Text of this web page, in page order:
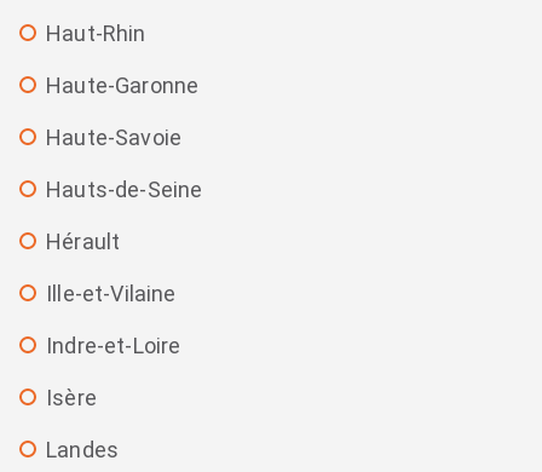
Haut-Rhin
Haute-Garonne
Haute-Savoie
Hauts-de-Seine
Hérault
Ille-et-Vilaine
Indre-et-Loire
Isère
Landes